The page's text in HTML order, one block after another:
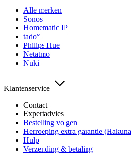
Alle merken
Sonos
Homematic IP
tado°
Philips Hue
Netatmo
Nuki
Klantenservice
Contact
Expertadvies
Bestelling volgen
Herroeping extra garantie
Hulp
Verzending & betaling